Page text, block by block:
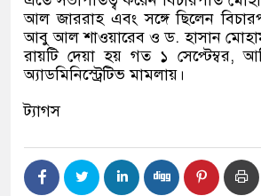
আল জাররাহ এবং সঙ্গে ছিলেন
আবু আল শাওয়ারেব ও ড. হাসান
রায়টি দেয়া হয় গত ১ সেপ্টেম্বর,
অ্যাডমিনিস্ট্রেটিভ মামলায়।
ট্যাগস